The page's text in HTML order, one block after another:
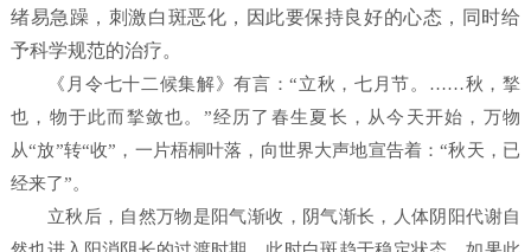
绪易急躁，刺激白斑恶化，因此要保持良好的心态，同时给
予科学规范的治疗。​
《月令七十二候集解》有言：“立秋，七月节。……秋，揫
也，物于此而揫敛也。”经历了春生夏长，从今天开始，万物
从“放”转“收”，一片梧桐叶落，向世界大声地宣告着：“秋天，已
经来了”。
立秋后，自然万物是阳气渐收，阴气渐长，人体阴阳代谢自